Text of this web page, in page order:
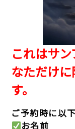
これはサ
なただけ
す。
ご予約時に以
お名前